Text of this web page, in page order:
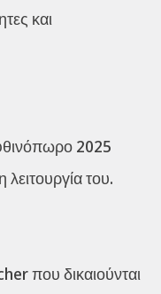
και
2025
του.
που δικαιούνται